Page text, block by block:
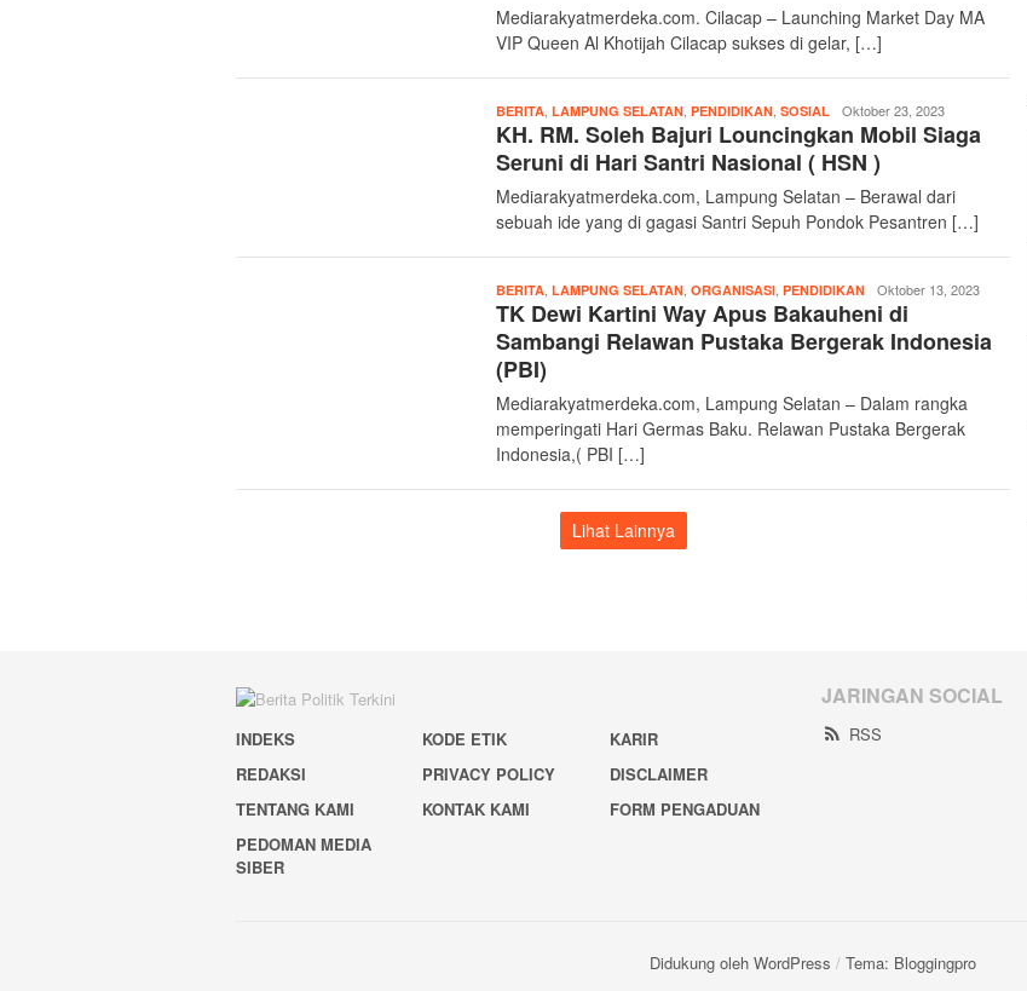
Mediarakyatmerdeka.com. Cilacap – Launching Market Day MA
VIP Queen Al Khotijah Cilacap sukses di gelar, […]
BERITA LAMPUNG SELATAN PENDIDIKAN SOSIAL Merdeka17
Oktober 23, 2023
KH. RM. Soleh Bajuri Louncingkan Mobil Siaga
Seruni di Hari Santri Nasional ( HSN )
Mediarakyatmerdeka.com, Lampung Selatan – Berawal dari
sebuah ide yang di gagasi Santri Sepuh Pondok Pesantren […]
BERITA LAMPUNG SELATAN ORGANISASI PENDIDIKAN Merdeka17
Oktober 13, 2023
TK Dewi Kartini Way Apus Bakauheni di
Sambangi Relawan Pustaka Bergerak Indonesia
(PBI)
Mediarakyatmerdeka.com, Lampung Selatan – Dalam rangka
memperingati Hari Germas Baku. Relawan Pustaka Bergerak
Indonesia,( PBI […]
Lihat Lainnya
INDEKS KODE ETIK
KARIR
REDAKSI
PRIVACY POLICY
DISCLAIMER
TENTANG KAMI
KONTAK KAMI
FORM PENGADUAN
PEDOMAN MEDIA
SIBER
JARINGAN SOCIAL
RSS
Didukung oleh WordPress / Tema: Bloggingpro